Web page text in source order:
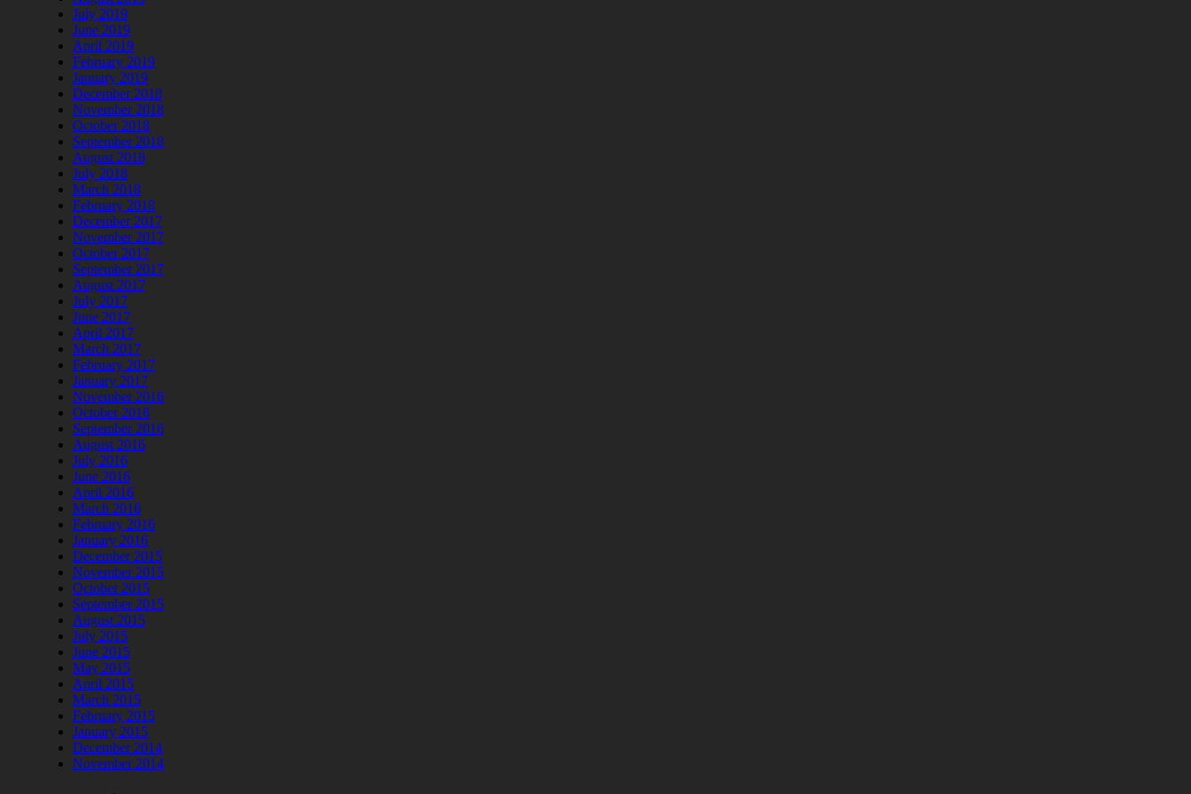
July 2019
June 2019
April 2019
February 2019
January 2019
December 2018
November 2018
October 2018
September 2018
August 2018
July 2018
March 2018
February 2018
December 2017
November 2017
October 2017
September 2017
August 2017
July 2017
June 2017
April 2017
March 2017
February 2017
January 2017
November 2016
October 2016
September 2016
August 2016
July 2016
June 2016
April 2016
March 2016
February 2016
January 2016
December 2015
November 2015
October 2015
September 2015
August 2015
July 2015
June 2015
May 2015
April 2015
March 2015
February 2015
January 2015
December 2014
November 2014